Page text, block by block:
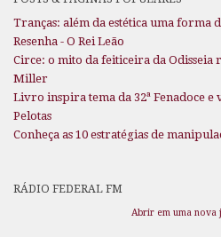
Tranças: além da estética uma forma
Resenha - O Rei Leão
Circe: o mito da feiticeira da
Miller
Livro inspira tema da 32ª Fenadoce
Pelotas
Conheça as 10 estratégias de
RÁDIO FEDERAL FM
Abrir em uma nova